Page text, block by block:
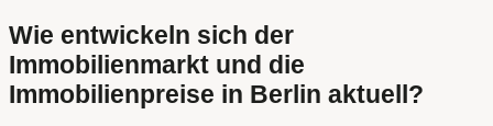
Wie entwickeln sich der
Immobilienmarkt und die
Immobilienpreise in Berlin aktuell?